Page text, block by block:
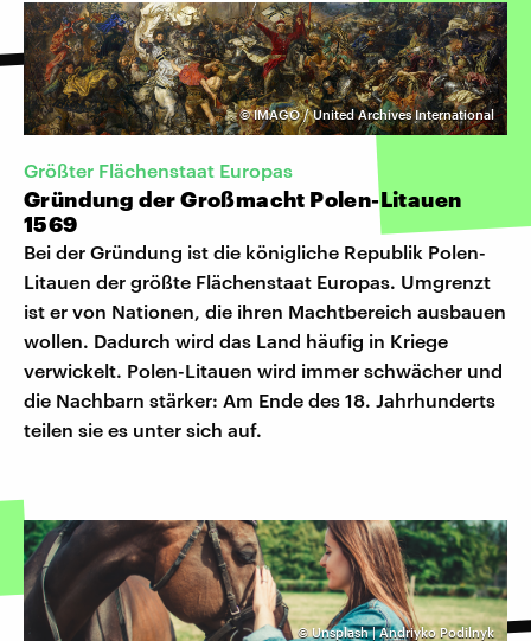
©IMAGO / United Archives International
Größter Flächenstaat Europas
Gründung der Großmacht Polen-Litauen
1569
Bei der Gründung ist die königliche Republik Polen-
Litauen der größte Flächenstaat Europas. Umgrenzt
ist er von Nationen, die ihren Machtbereich ausbauen
wollen. Dadurch wird das Land häufig in Kriege
verwickelt. Polen-Litauen wird immer schwächer und
die Nachbarn stärker: Am Ende des 18. Jahrhunderts
teilen sie es unter sich auf.
©Unsplash | Andriyko Podilnyk